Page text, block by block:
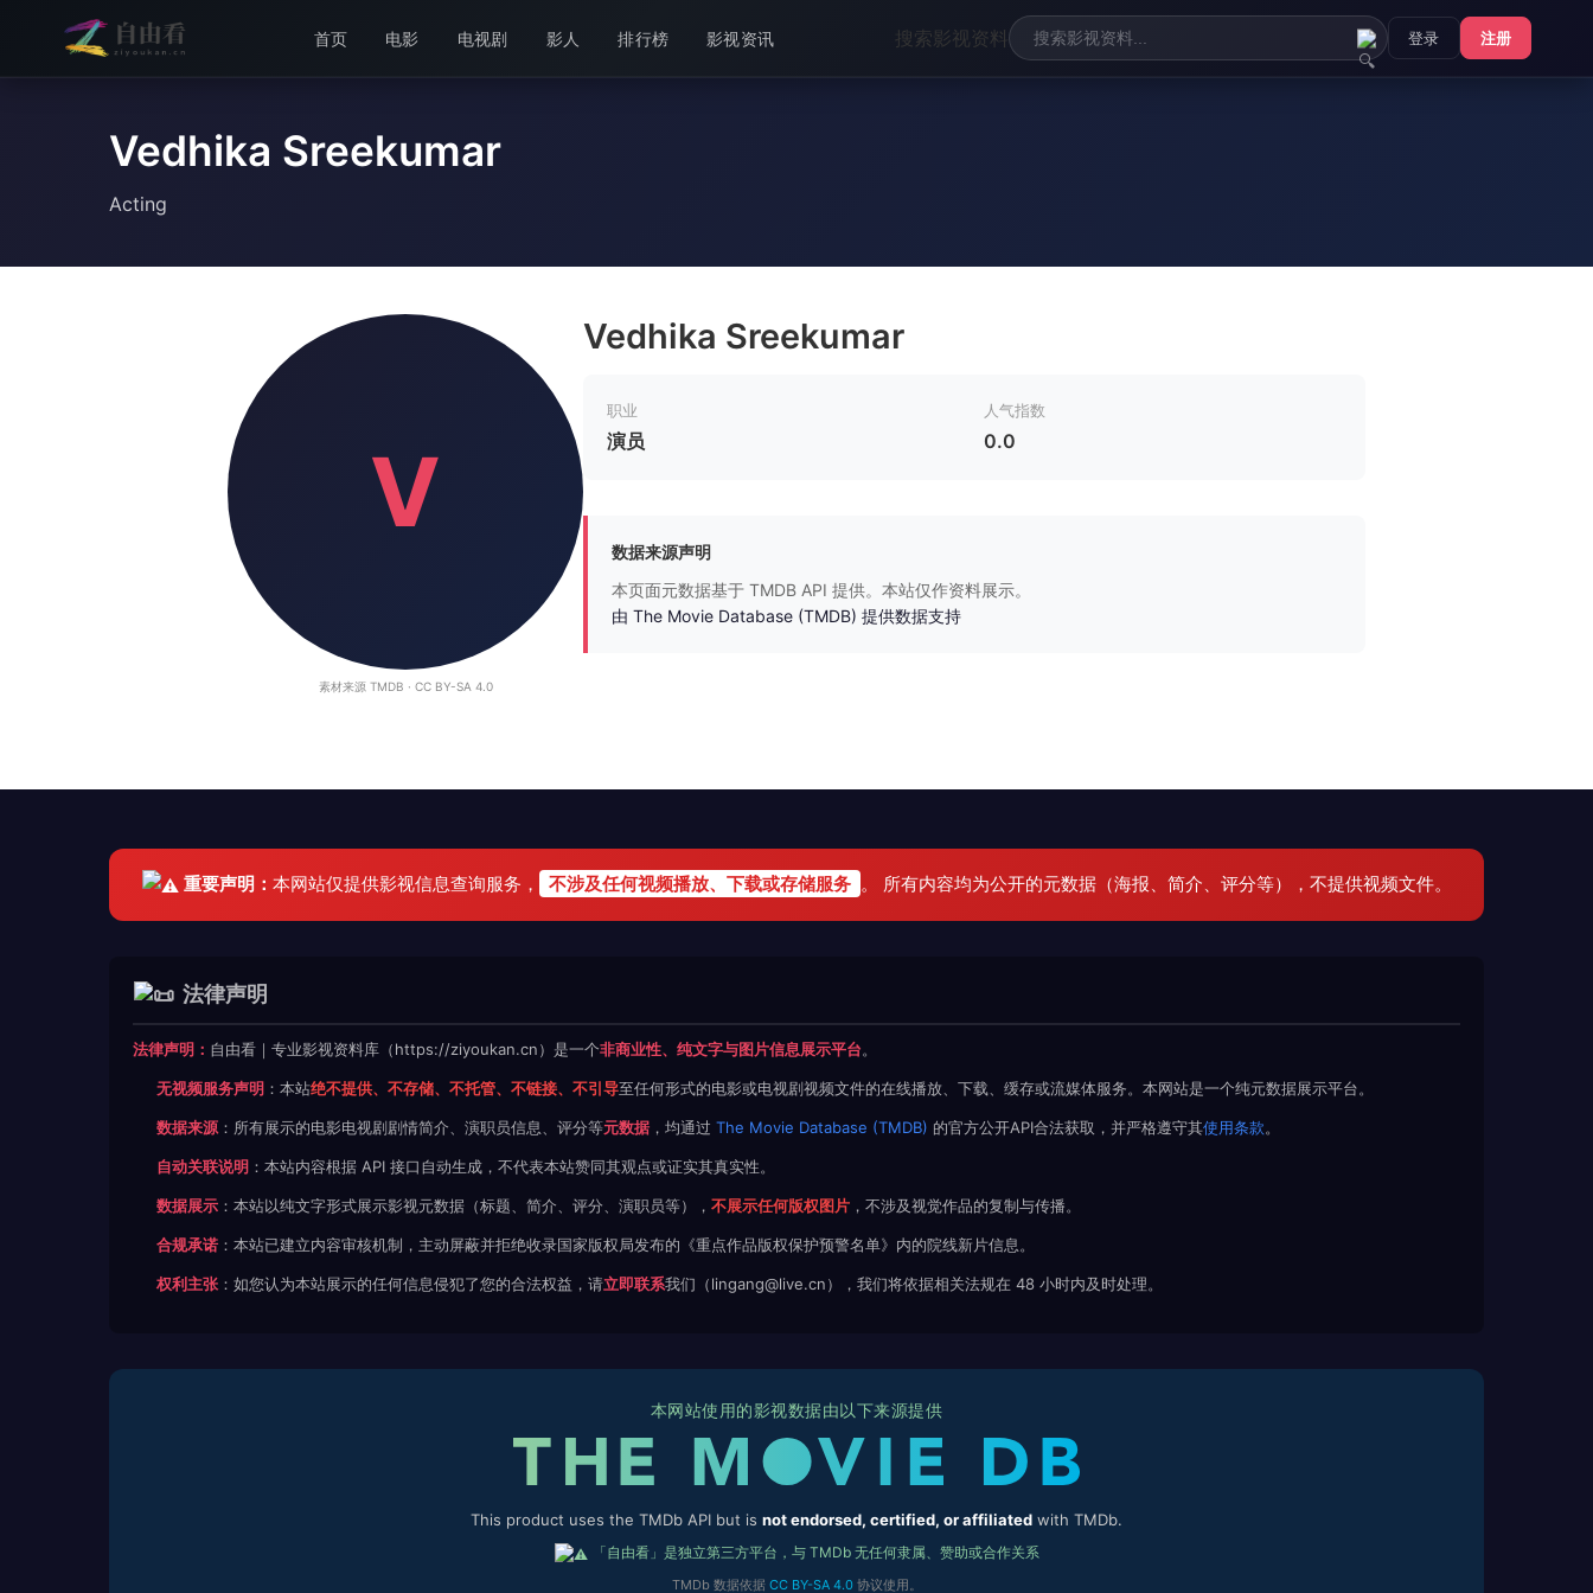
首页 电影 电视剧 影人 排行榜 影视资讯 搜索影视资料 登录 注册
Vedhika Sreekumar
Acting
V
素材来源 TMDB · CC BY-SA 4.0
Vedhika Sreekumar
职业
演员
人气指数
0.0
数据来源声明
本页面元数据基于 TMDB API 提供。本站仅作资料展示。
由 The Movie Database (TMDB) 提供数据支持
重要声明：本网站仅提供影视信息查询服务， 不涉及任何视频播放、下载或存储服务 。 所有内容均为公开的元数据（海报、简介、评分等），不提供视频文件。
法律声明
法律声明： 自由看｜专业影视资料库（https://ziyoukan.cn）是一个非商业性、纯文字与图片信息展示平台。
无视频服务声明 ：本站绝不提供、不存储、不托管、不链接、不引导至任何形式的电影或电视剧视频文件的在线播放、下载、缓存或流媒体服务。本网站是一个纯元数据展示平台。
数据来源：所有展示的电影电视剧剧情简介、演职员信息、评分等元数据 ，均通过 The Movie Database (TMDB) 的官方公开API合法获取，并严格遵守其使用条款。
自动关联说明 ：本站内容根据 API 接口自动生成，不代表本站赞同其观点或证实其真实性。
数据展示 ：本站以纯文字形式展示影视元数据（标题、简介、评分、演职员等）， 不展示任何版权图片 ，不涉及视觉作品的复制与传播。
合规承诺 ：本站已建立内容审核机制，主动屏蔽并拒绝收录国家版权局发布的《重点作品版权保护预警名单》内的院线新片信息。
权利主张：如您认为本站展示的任何信息侵犯了您的合法权益，请立即联系我们（lingang@live.cn），我们将依据相关法规在 48 小时内及时处理。
本网站使用的影视数据由以下来源提供
This product uses the TMDb API but is not endorsed, certified, or affiliated with TMDb.
「自由看」是独立第三方平台，与 TMDb 无任何隶属、赞助或合作关系
TMDb 数据依据 CC BY-SA 4.0协议使用。